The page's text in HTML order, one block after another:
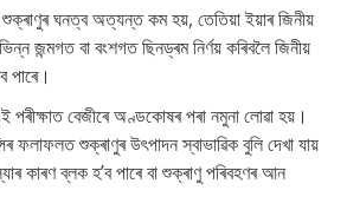
শুক্ৰাণুৰ ঘনত্ব অত্যন্ত কম হয়, তেতিয়া ইয়াৰ জিনীয়
জন্মগত বা বংশগত ছিনড্ৰম নিৰ্ণয় কৰিবলৈ জিনীয়
পাৰে।
পৰীক্ষাত বেজীৰে অণ্ডকোষৰ পৰা নমুনা লোৱা হয়।
ফলাফলত শুক্ৰাণুৰ উৎপাদন স্বাভাৱিক বুলি দেখা যায়
কাৰণ ব্লক হ’ব পাৰে বা শুক্ৰাণু পৰিবহণৰ আন